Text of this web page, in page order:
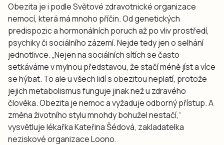
Obezita je i podle Světové zdravotnické organizace
nemocí, která má mnoho příčin. Od genetických
predispozic a hormonálních poruch až po vliv prostředí,
psychiky či sociálního zázemí. Nejde tedy jen o selhání
jednotlivce. „Nejen na sociálních sítích se často
setkáváme v mylnou představou, že stačí méně jíst a více
se hýbat. To ale u všech lidí s obezitou neplatí, protože
jejich metabolismus funguje jinak než u zdravého
člověka. Obezita je nemoc a vyžaduje odborný přístup. A
změna životního stylu mnohdy bohužel nestačí,“
vysvětluje lékařka Kateřina Šédová, zakladatelka
neziskové organizace Loono.